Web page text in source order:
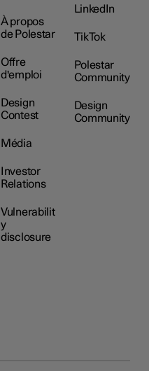
À propos
de Polestar
Offre
d'emploi
Design
Contest
Média
Investor
Relations
Vulnerabilit
y
disclosure
LinkedIn
TikTok
Polestar
Community
Design
Community